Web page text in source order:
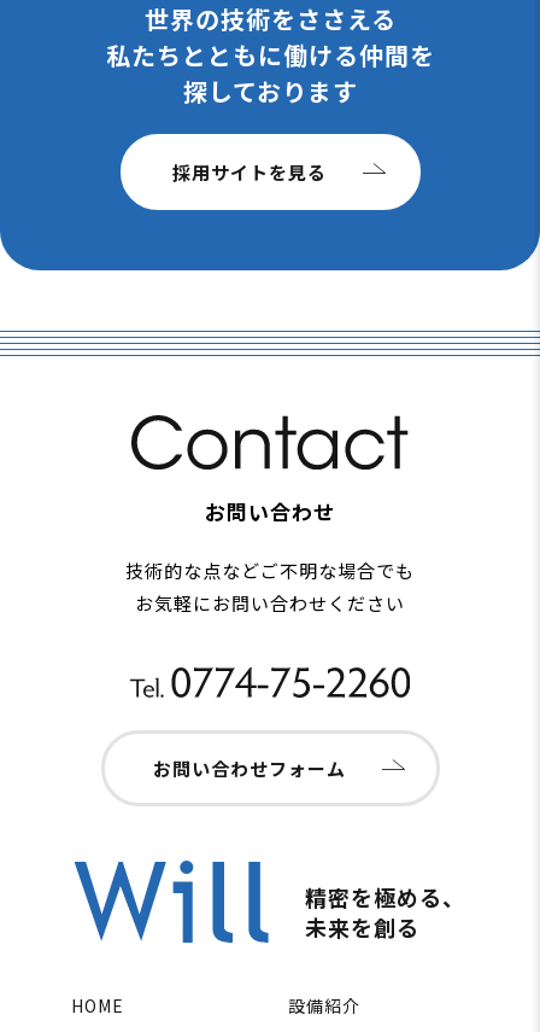
世界の技術をささえる
私たちと ともに働ける仲間を
探しております
採用サイトを見る
精密を極める、
未来を創る
HOME 設備紹介
お問い合わせ
技術的な点などご不明な場合でも
お気軽にお問い合わせください
お問い合わせフォーム